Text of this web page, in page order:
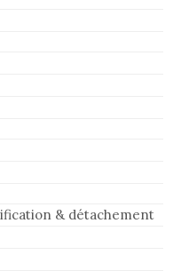
& détachement